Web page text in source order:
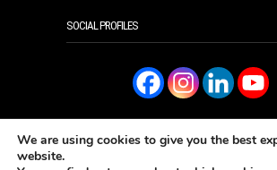
SOCIAL PROFILES
We are using cookies to give you the best
website.